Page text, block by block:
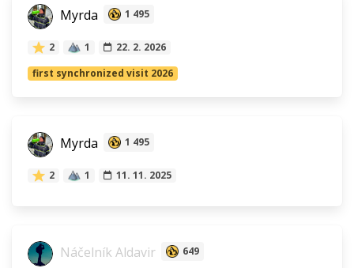
Myrda 1 495
2 1
22. 2. 2026
first synchronized visit 2026
Myrda 1 495
2 1 11. 11. 2025
Náčelník Aldavir 649